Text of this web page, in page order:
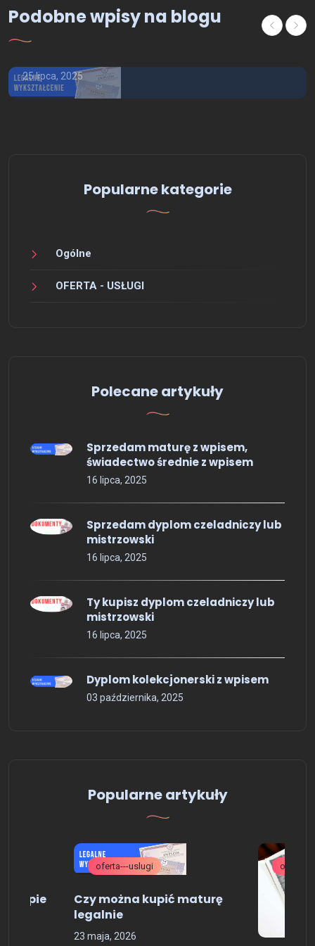
Podobne wpisy na blogu
Kupię dyplom magistra z wpisem,
Kupię dyplom licencjat
25 lipca, 2025
Popularne kategorie
Ogólne
OFERTA - USŁUGI
Polecane artykuły
Sprzedam maturę z wpisem,
świadectwo średnie z wpisem
16 lipca, 2025
Sprzedam dyplom czeladniczy lub
mistrzowski
16 lipca, 2025
Ty kupisz dyplom czeladniczy lub
mistrzowski
16 lipca, 2025
Dyplom kolekcjonerski z wpisem
03 października, 2025
Popularne artykuły
Kupie
oferta---uslugi
Czy można kupić maturę
legalnie
23 maja, 2026
ogolne